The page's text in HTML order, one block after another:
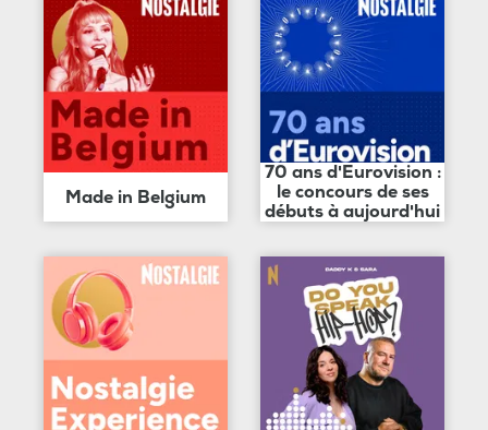
Made in Belgium
70 ans d'Eurovision :
le concours de ses
débuts à aujourd'hui